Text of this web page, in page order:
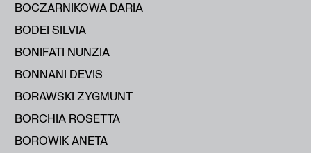
BOCZARNIKOWA DARIA
BODEI SILVIA
BONIFATI NUNZIA
BONNANI DEVIS
BORAWSKI ZYGMUNT
BORCHIA ROSETTA
BOROWIK ANETA